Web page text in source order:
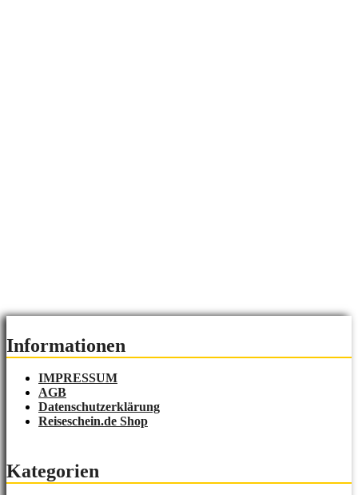
Informationen
IMPRESSUM
AGB
Datenschutzerklärung
Reiseschein.de Shop
Kategorien